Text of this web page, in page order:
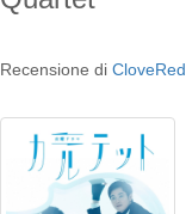
Recensione di CloveRed